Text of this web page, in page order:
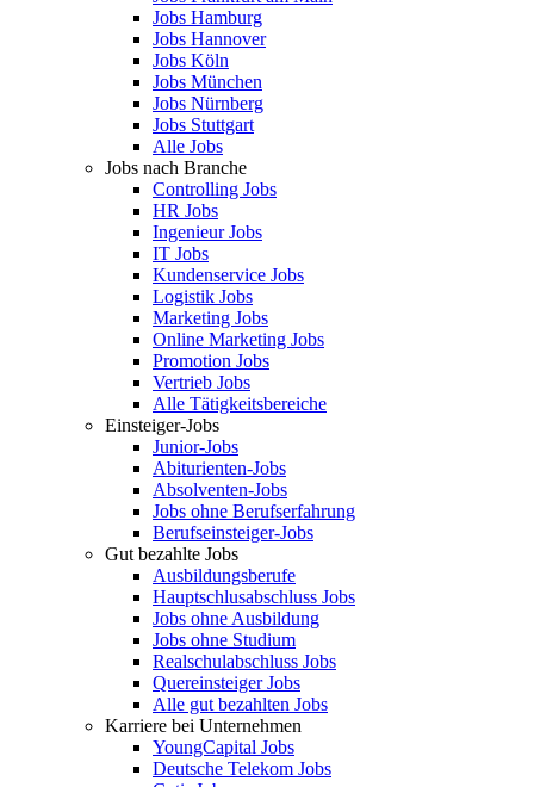
Jobs Hamburg
Jobs Hannover
Jobs Köln
Jobs München
Jobs Nürnberg
Jobs Stuttgart
Alle Jobs
Jobs nach Branche
Controlling Jobs
HR Jobs
Ingenieur Jobs
IT Jobs
Kundenservice Jobs
Logistik Jobs
Marketing Jobs
Online Marketing Jobs
Promotion Jobs
Vertrieb Jobs
Alle Tätigkeitsbereiche
Einsteiger-Jobs
Junior-Jobs
Abiturienten-Jobs
Absolventen-Jobs
Jobs ohne Berufserfahrung
Berufseinsteiger-Jobs
Gut bezahlte Jobs
Ausbildungsberufe
Hauptschlusabschluss Jobs
Jobs ohne Ausbildung
Jobs ohne Studium
Realschulabschluss Jobs
Quereinsteiger Jobs
Alle gut bezahlten Jobs
Karriere bei Unternehmen
YoungCapital Jobs
Deutsche Telekom Jobs